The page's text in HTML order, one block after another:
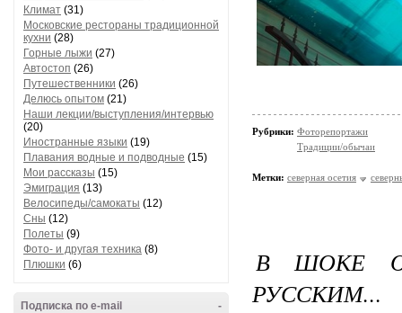
Климат (31)
Московские рестораны традиционной
кухни (28)
Горные лыжи (27)
Автостоп (26)
Путешественники (26)
Делюсь опытом (21)
Наши лекции/выступления/интервью
(20)
Иностранные языки (19)
Плавания водные и подводные (15)
Мои рассказы (15)
Эмиграция (13)
Велосипеды/самокаты (12)
Сны (12)
Полеты (9)
Фото- и другая техника (8)
Плюшки (6)
-
Подписка по e-mail
Рубрики: Фоторепортажи
Традиции/обычаи
Метки: северная осетия
В ШОКЕ
РУССКИМ...